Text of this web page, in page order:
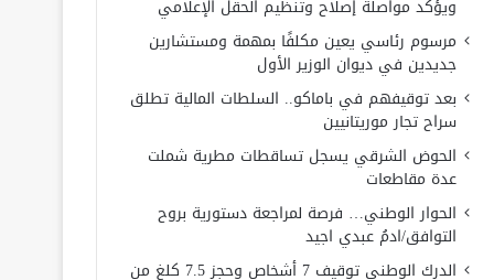
ويؤكد مواصلة إصلاح وتنظيم الحقل الإعلامي
مرسوم رئاسي يعين مكلفًا بمهمة ومستشارين
جديدين في ديوان الوزير الأول
بعد توقيفهم في باماكو.. السلطات المالية تطلق
سراح تجار موريتانيين
الحوض الشرقي يسجل تساقطات مطرية شملت
عدة مقاطعات
الحوار الوطني… فرصة لمراجعة دستورية بروح
التوافق/ادمُ عبدي اجيد
الدرك الوطني توقيف 7 أشخاص وحجز 7.5 كلغ من